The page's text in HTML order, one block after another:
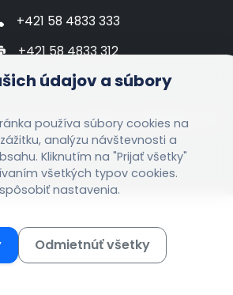
+421 58 4833 333
+421 58 4833 312
vyhradené:NsP, n.o. Revúca - IT
oddelenie
údajov a súbory
používa súbory cookies na
analýzu návštevnosti a
Kliknutím na "Prijať všetky"
všetkých typov cookies.
nastavenia.
Odmietnúť všetky